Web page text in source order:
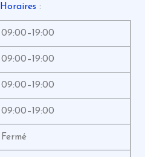
Horaires :
09:00–19:00
09:00–19:00
09:00–19:00
09:00–19:00
Fermé